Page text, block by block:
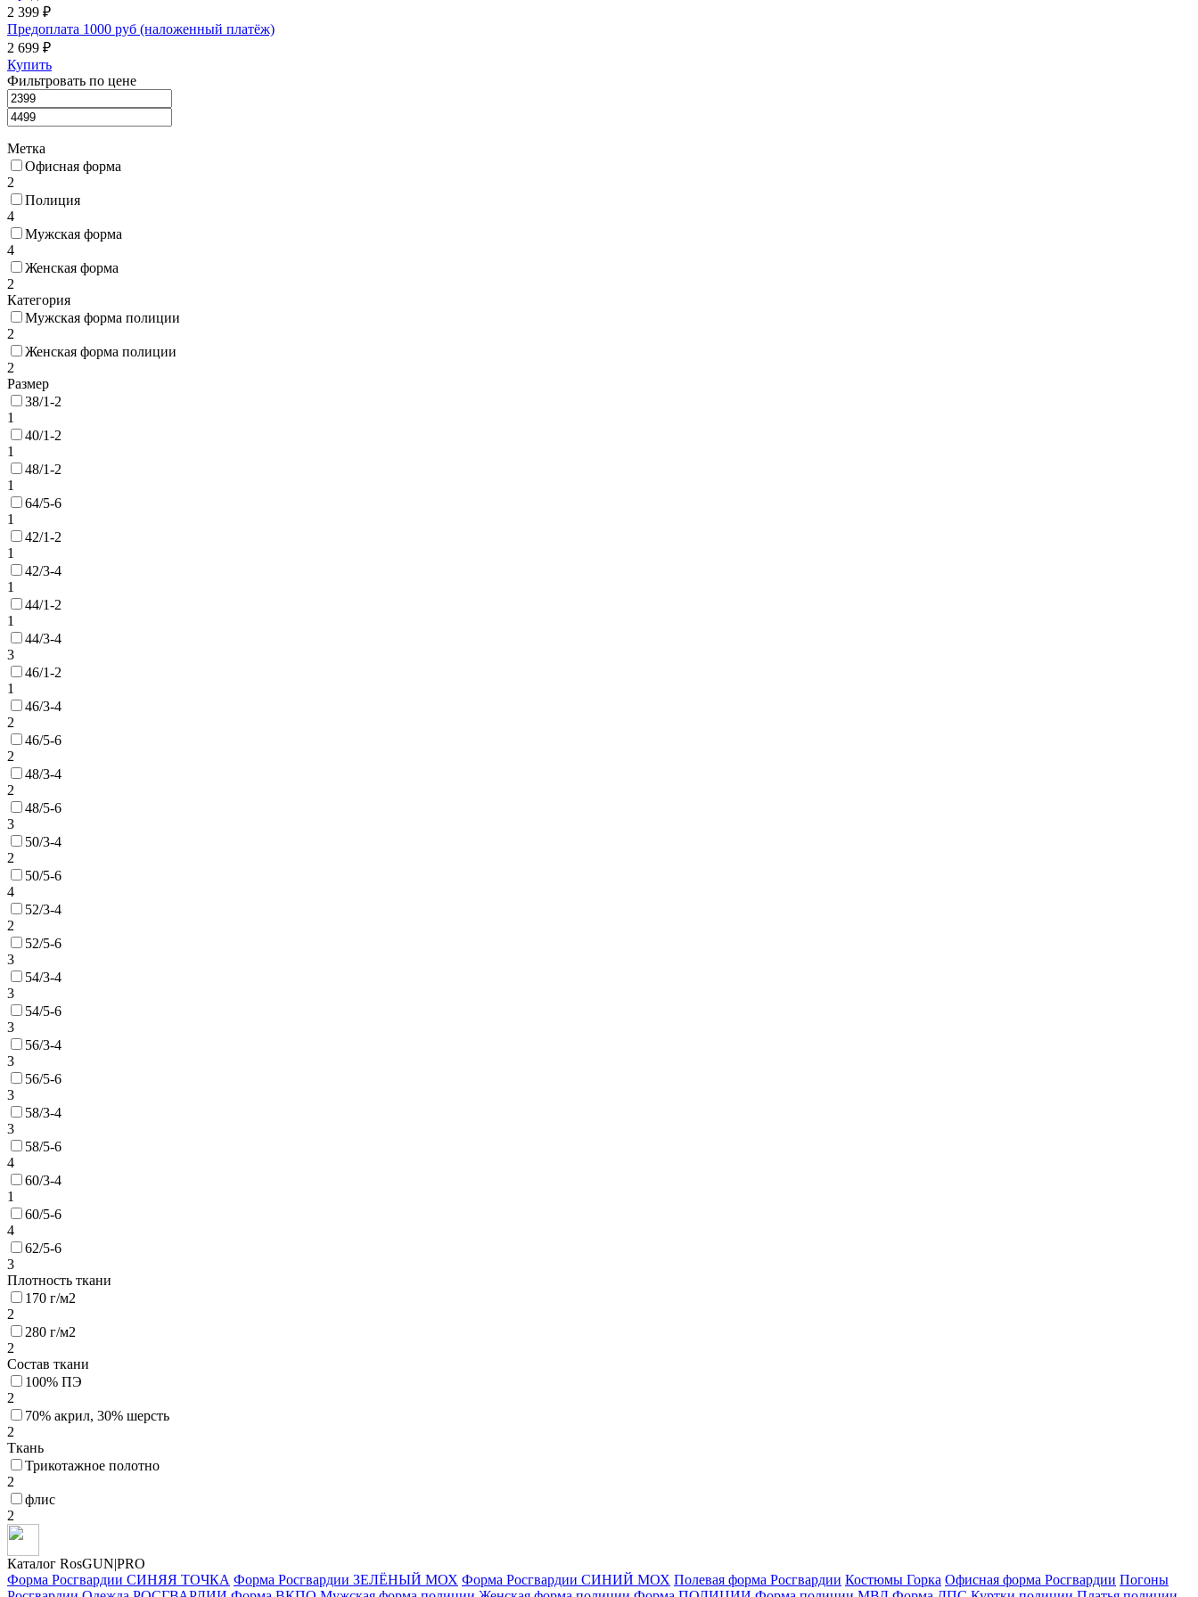
2 399 ₽
Предоплата 1000 руб (наложенный платёж)
2 699 ₽
Купить
Фильтровать по цене
Метка
Офисная форма
2
Полиция
4
Мужская форма
4
Женская форма
2
Категория
Мужская форма полиции
2
Женская форма полиции
2
Размер
38/1-2
1
40/1-2
1
48/1-2
1
64/5-6
1
42/1-2
1
42/3-4
1
44/1-2
1
44/3-4
3
46/1-2
1
46/3-4
2
46/5-6
2
48/3-4
2
48/5-6
3
50/3-4
2
50/5-6
4
52/3-4
2
52/5-6
3
54/3-4
3
54/5-6
3
56/3-4
3
56/5-6
3
58/3-4
3
58/5-6
4
60/3-4
1
60/5-6
4
62/5-6
3
Плотность ткани
170 г/м2
2
280 г/м2
2
Состав ткани
100% ПЭ
2
70% акрил, 30% шерсть
2
Ткань
Трикотажное полотно
2
флис
2
Каталог RosGUN|PRO
Форма Росгвардии СИНЯЯ ТОЧКА Форма Росгвардии ЗЕЛЁНЫЙ МОХ Форма Росгвардии СИНИЙ МОХ Полевая форма Росгвардии Костюмы Горка Офисная форма Росгвардии Погоны